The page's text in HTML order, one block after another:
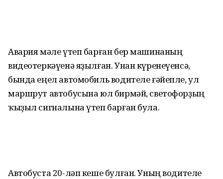
Авария мәле үтеп барған бер машинаның
видеотеркәүенә яҙылған. Унан күренеүенсә,
бында еңел автомобиль водителе ғәйепле, ул
маршрут автобусына юл бирмәй, светофорҙың
ҡыҙыл сигналына үтеп барған була.
Автобуста 20-ләп кеше булған. Уның водителе